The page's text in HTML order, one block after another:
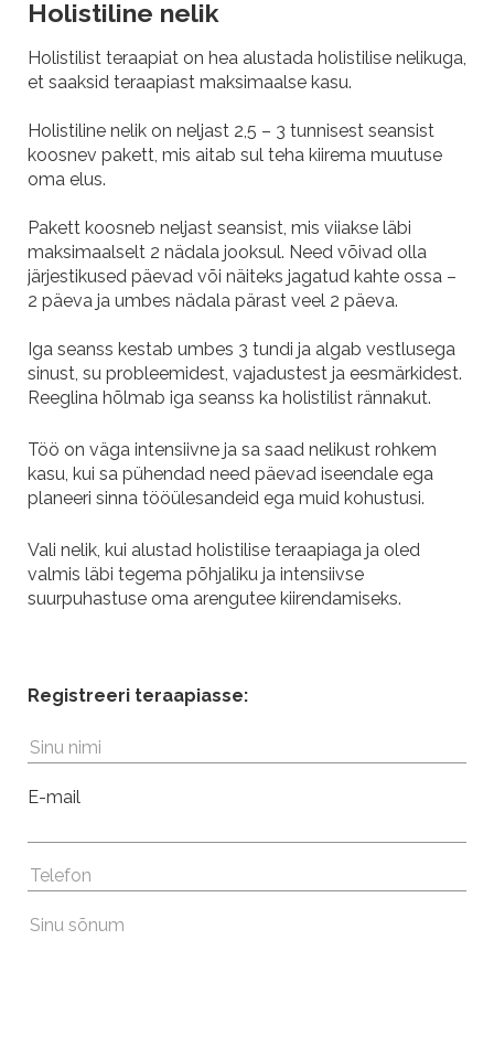
Holistiline nelik
Holistilist teraapiat on hea alustada holistilise nelikuga,
et saaksid teraapiast maksimaalse kasu.
Holistiline nelik on neljast 2,5 – 3 tunnisest seansist
koosnev pakett, mis aitab sul teha kiirema muutuse
oma elus.
Pakett koosneb neljast seansist, mis viiakse läbi
maksimaalselt 2 nädala jooksul. Need võivad olla
järjestikused päevad või näiteks jagatud kahte ossa –
2 päeva ja umbes nädala pärast veel 2 päeva.
Iga seanss kestab umbes 3 tundi ja algab vestlusega
sinust, su probleemidest, vajadustest ja eesmärkidest.
Reeglina hõlmab iga seanss ka holistilist rännakut.
Töö on väga intensiivne ja sa saad nelikust rohkem
kasu, kui sa pühendad need päevad iseendale ega
planeeri sinna tööülesandeid ega muid kohustusi.
Vali nelik, kui alustad holistilise teraapiaga ja oled
valmis läbi tegema põhjaliku ja intensiivse
suurpuhastuse oma arengutee kiirendamiseks.
Registreeri teraapiasse:
E-mail